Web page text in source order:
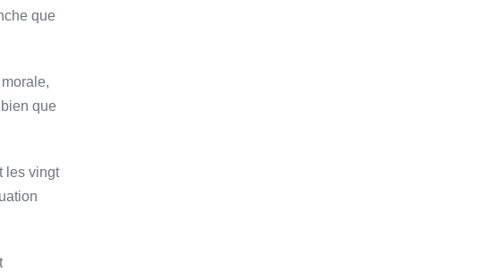
que
que
les vingt